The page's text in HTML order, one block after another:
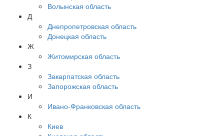
Волынская область
Д
Днепропетровская область
Донецкая область
Ж
Житомирская область
З
Закарпатская область
Запорожская область
И
Ивано-Франковская область
К
Киев